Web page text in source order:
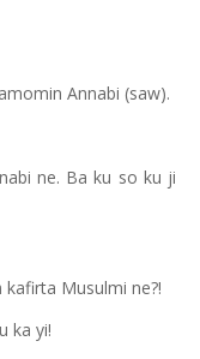
Annabi (saw).
ne. Ba ku so ku ji
Musulmi ne?!
ka yi!